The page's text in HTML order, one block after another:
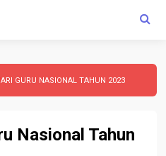
GURU NASIONAL TAHUN 2023
Nasional Tahun